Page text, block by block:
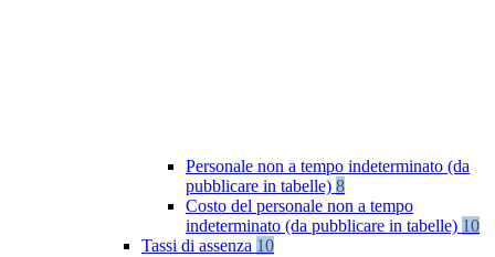
Personale non a tempo indeterminato (da
pubblicare in tabelle) 8
Costo del personale non a tempo
indeterminato (da pubblicare in tabelle) 10
Tassi di assenza 10